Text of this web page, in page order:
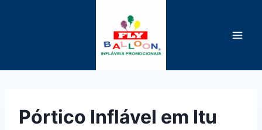
Pórtico Inflável em Itu